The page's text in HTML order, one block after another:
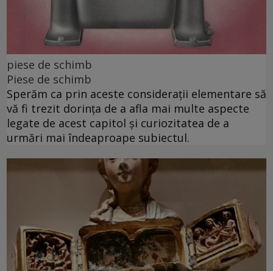
piese de schimb
Piese de schimb
Sperăm ca prin aceste considerații elementare să
vă fi trezit dorința de a afla mai multe aspecte
legate de acest capitol și curiozitatea de a
urmări mai îndeaproape subiectul.